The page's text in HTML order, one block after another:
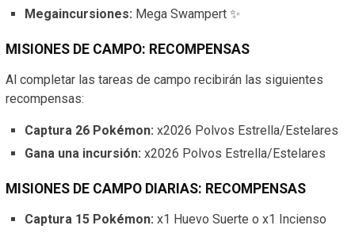
Megaincursiones: Mega Swampert ✨
MISIONES DE CAMPO: RECOMPENSAS
Al completar las tareas de campo recibirán las siguientes
recompensas:
Captura 26 Pokémon: x2026 Polvos Estrella/Estelares
Gana una incursión: x2026 Polvos Estrella/Estelares
MISIONES DE CAMPO DIARIAS: RECOMPENSAS
Captura 15 Pokémon: x1 Huevo Suerte o x1 Incienso